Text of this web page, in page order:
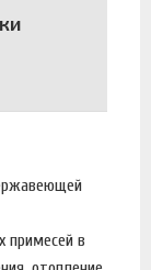
примесей в